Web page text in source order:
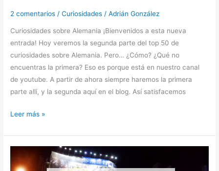
2 comentarios /Curiosidades /Adrián González
Curiosidades sobre Alemania ¡Bienvenidos a esta nueva
entrada! Hoy veremos la segunda parte del top 50 de
curiosidades sobre Alemania. Pero… ¿Cómo? ¿Qué no
encuentras la primera? Eso es porque está en nuestro canal
de youtube. A partir de ahora siempre haremos la primera
parte allí, y la segunda aquí en el blog. Así satisfacemos
Leer más »
Trival
sobre